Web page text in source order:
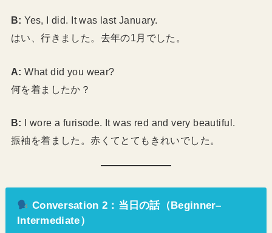
B: Yes, I did. It was last January.
はい、行きました。去年の1月でした。
A: What did you wear?
何を着ましたか？
B: I wore a furisode. It was red and very beautiful.
振袖を着ました。赤くてとてもきれいでした。
Conversation 2：当日の話（Beginner–
Intermediate）